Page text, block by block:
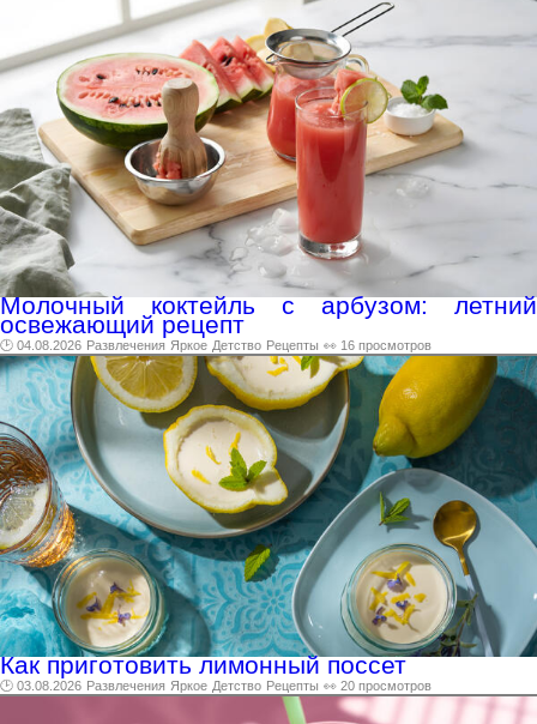
Молочный коктейль с арбузом: летний
освежающий рецепт
🕑 04.08.2026 Развлечения Яркое Детство Рецепты 👀 16 просмотров
Как приготовить лимонный поссет
🕑 03.08.2026 Развлечения Яркое Детство Рецепты 👀 20 просмотров